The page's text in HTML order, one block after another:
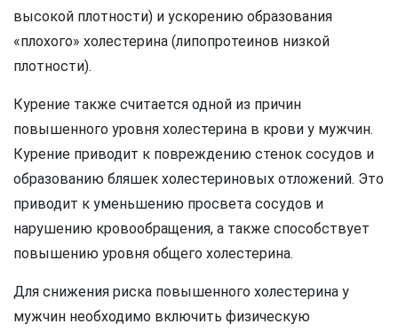
высокой плотности) и ускорению образования
«плохого» холестерина (липопротеинов низкой
плотности).
Курение также считается одной из причин
повышенного уровня холестерина в крови у мужчин.
Курение приводит к повреждению стенок сосудов и
образованию бляшек холестериновых отложений. Это
приводит к уменьшению просвета сосудов и
нарушению кровообращения, а также способствует
повышению уровня общего холестерина.
Для снижения риска повышенного холестерина у
мужчин необходимо включить физическую